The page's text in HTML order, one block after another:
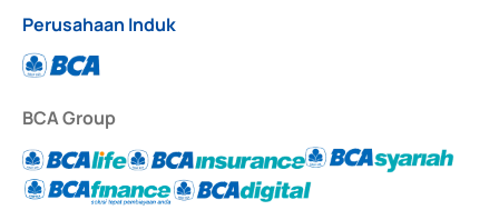
Perusahaan Induk
BCA Group